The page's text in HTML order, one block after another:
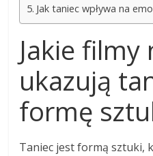
Jak taniec wpływa na
Jakie filmy
ukazują
formę
Taniec jest formą sztuki,